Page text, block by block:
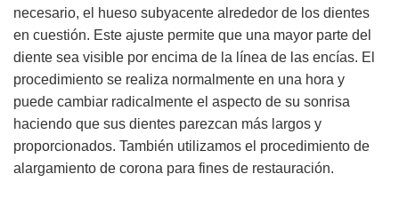
necesario, el hueso subyacente alrededor de los dientes
en cuestión. Este ajuste permite que una mayor parte del
diente sea visible por encima de la línea de las encías. El
procedimiento se realiza normalmente en una hora y
puede cambiar radicalmente el aspecto de su sonrisa
haciendo que sus dientes parezcan más largos y
proporcionados. También utilizamos el procedimiento de
alargamiento de corona para fines de restauración.